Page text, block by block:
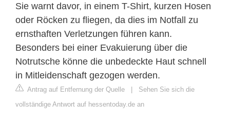
Sie warnt davor, in einem T-Shirt, kurzen Hosen
oder Röcken zu fliegen, da dies im Notfall zu
ernsthaften Verletzungen führen kann.
Besonders bei einer Evakuierung über die
Notrutsche könne die unbedeckte Haut schnell
in Mitleidenschaft gezogen werden.
Antrag auf Entfernung der Quelle | Sehen Sie sich die
vollständige Antwort auf hessentoday.de an